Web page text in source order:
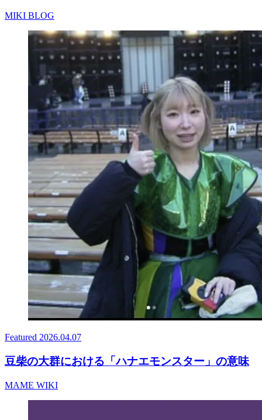
MIKI BLOG
Featured 2026.04.07
豆柴の大群における「ハナエモンスター」の意味
MAME WIKI